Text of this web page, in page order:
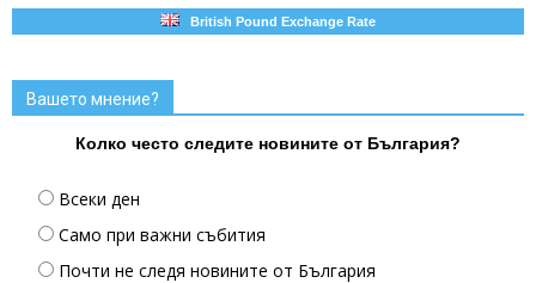
British Pound Exchange Rate
Вашето мнение?
Колко често следите новините от България?
Всеки ден
Само при важни събития
Почти не следя новините от България